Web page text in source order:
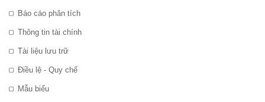
Báo cáo phân tích
Thông tin tài chính
Tài liệu lưu trữ
Điều lệ - Quy chế
Mẫu biểu